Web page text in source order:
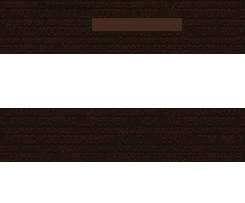
Ваш заказ